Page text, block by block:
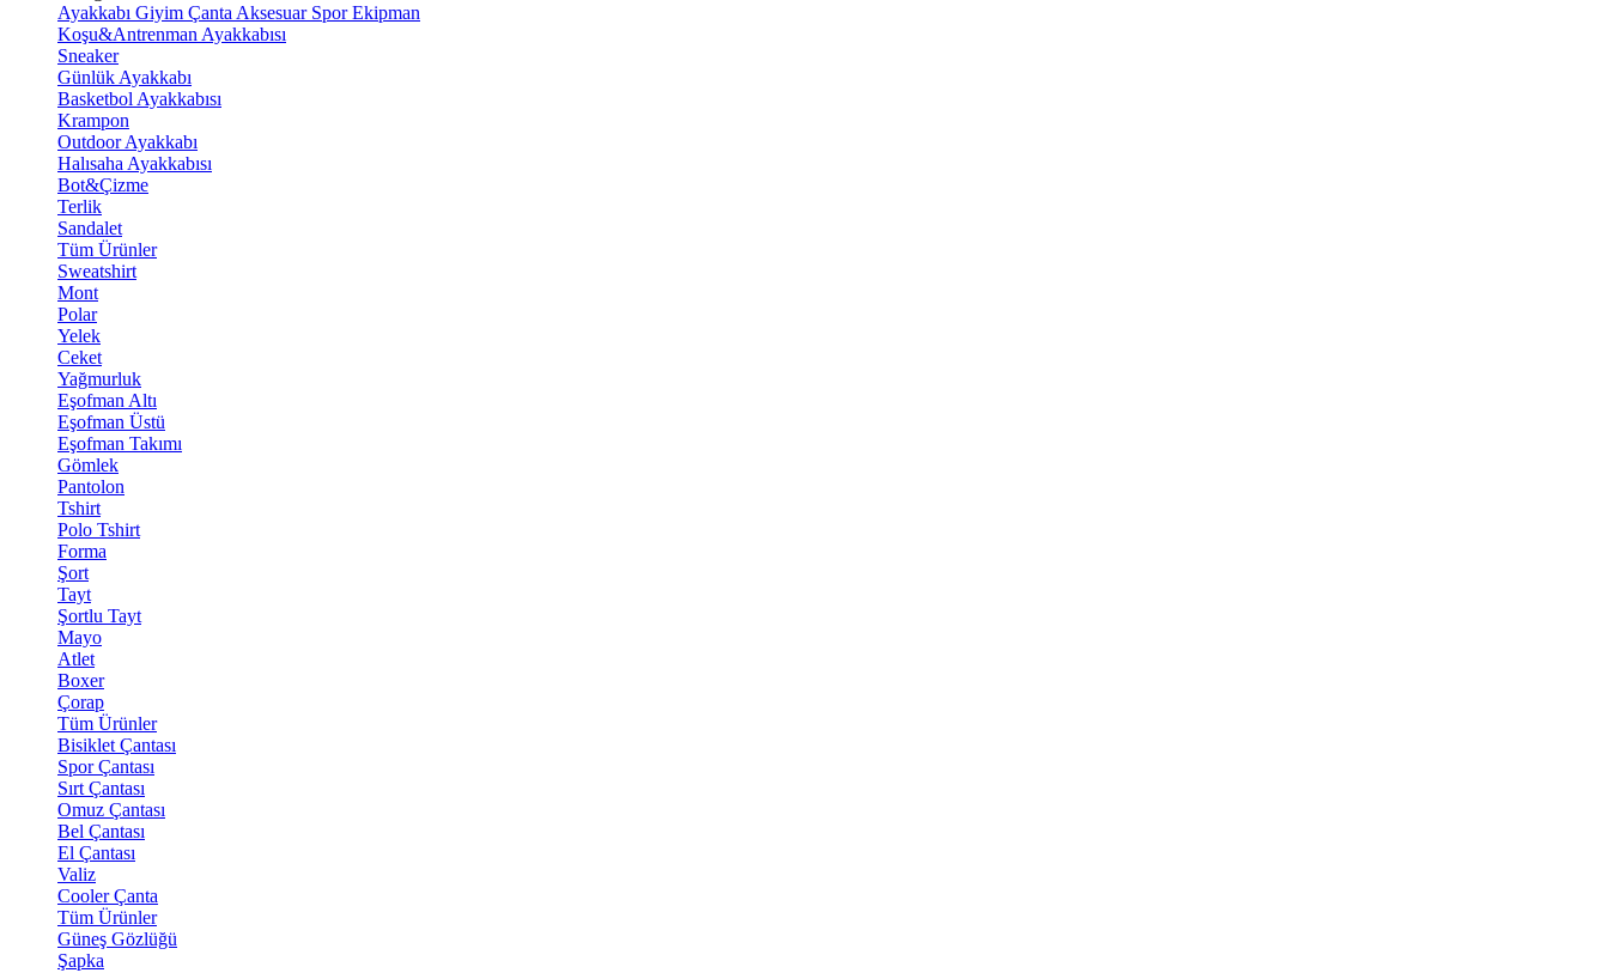
Ayakkabı Giyim Çanta Aksesuar Spor Ekipman
Koşu&Antrenman Ayakkabısı
Sneaker
Günlük Ayakkabı
Basketbol Ayakkabısı
Krampon
Outdoor Ayakkabı
Halısaha Ayakkabısı
Bot&Çizme
Terlik
Sandalet
Tüm Ürünler
Sweatshirt
Mont
Polar
Yelek
Ceket
Yağmurluk
Eşofman Altı
Eşofman Üstü
Eşofman Takımı
Gömlek
Pantolon
Tshirt
Polo Tshirt
Forma
Şort
Tayt
Şortlu Tayt
Mayo
Atlet
Boxer
Çorap
Tüm Ürünler
Bisiklet Çantası
Spor Çantası
Sırt Çantası
Omuz Çantası
Bel Çantası
El Çantası
Valiz
Cooler Çanta
Tüm Ürünler
Güneş Gözlüğü
Şapka